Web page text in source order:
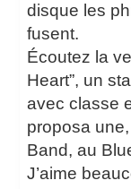
disque les
fusent.
Écoutez la
Heart”, un
avec classe
proposa
Band, au
J’aime